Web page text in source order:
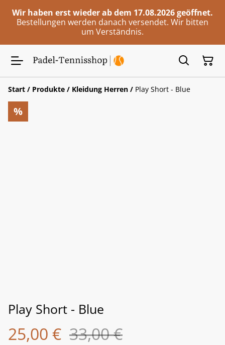
Wir haben erst wieder ab dem 17.08.2026 geöffnet.
Bestellungen werden danach versendet. Wir bitten
um Verständnis.
Start / Produkte / Kleidung Herren / Play Short - Blue
%
Play Short - Blue
25,00 € 33,00 €